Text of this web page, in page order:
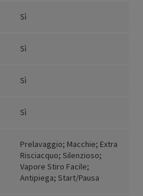
Sì
Sì
Sì
Sì
Prelavaggio; Macchie; Extra
Risciacquo; Silenzioso;
Vapore Stiro Facile;
Antipiega; Start/Pausa